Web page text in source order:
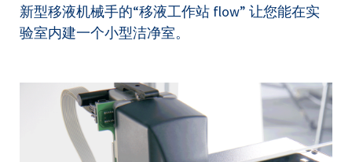
新型移液机械手的“移液工作站 flow” 让您能在实
验室内建一个小型洁净室。